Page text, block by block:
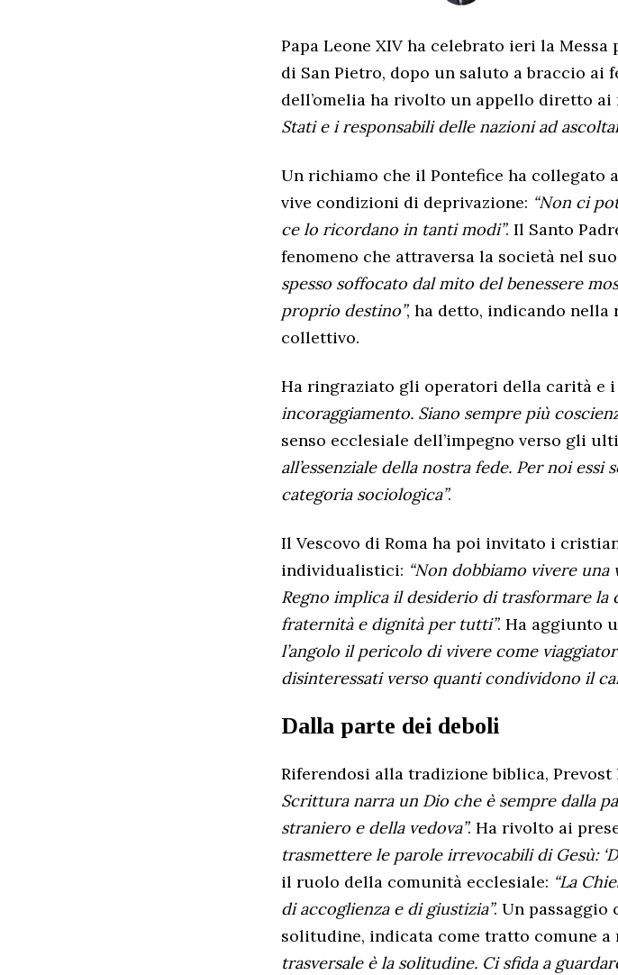
Papa Leone XIV ha celebrato ieri la
di San Pietro, dopo un saluto a braccio ai
dell’omelia ha rivolto un appello diretto
Stati e i responsabili delle nazioni ad
Un richiamo che il Pontefice ha collegato
vive condizioni di deprivazione: “Non ci
ce lo ricordano in tanti modi”. Il Santo
fenomeno che attraversa la società nel
spesso soffocato dal mito del benessere
proprio destino”, ha detto, indicando
collettivo.
Ha ringraziato gli operatori della carità e
incoraggiamento. Siano sempre più
senso ecclesiale dell’impegno verso gli
all’essenziale della nostra fede. Per noi
categoria sociologica”.
Il Vescovo di Roma ha poi invitato i
individualistici: “Non dobbiamo vivere
Regno implica il desiderio di trasformare la
fraternità e dignità per tutti”. Ha aggiunto
l’angolo il pericolo di vivere come
disinteressati verso quanti condividono il
Dalla parte dei deboli
Riferendosi alla tradizione biblica,
Scrittura narra un Dio che è sempre dalla
straniero e della vedova”. Ha rivolto ai
trasmettere le parole irrevocabili di Gesù:
il ruolo della comunità ecclesiale: “La
di accoglienza e di giustizia”. Un passaggio
solitudine, indicata come tratto comune a
trasversale è la solitudine. Ci sfida a